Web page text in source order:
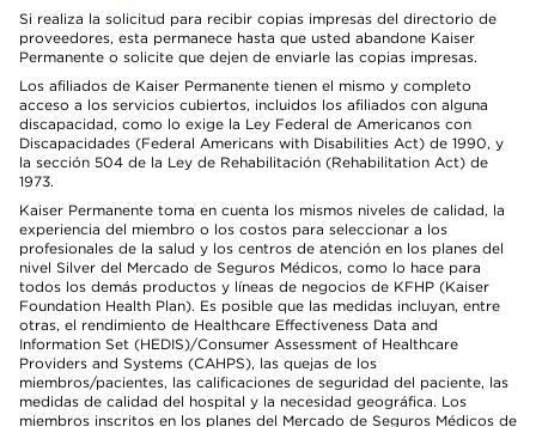
Si realiza la solicitud para recibir copias impresas del directorio de
proveedores, esta permanece hasta que usted abandone Kaiser
Permanente o solicite que dejen de enviarle las copias impresas.
Los afiliados de Kaiser Permanente tienen el mismo y completo
acceso a los servicios cubiertos, incluidos los afiliados con alguna
discapacidad, como lo exige la Ley Federal de Americanos con
Discapacidades (Federal Americans with Disabilities Act) de 1990, y
la sección 504 de la Ley de Rehabilitación (Rehabilitation Act) de
1973.
Kaiser Permanente toma en cuenta los mismos niveles de calidad, la
experiencia del miembro o los costos para seleccionar a los
profesionales de la salud y los centros de atención en los planes del
nivel Silver del Mercado de Seguros Médicos, como lo hace para
todos los demás productos y líneas de negocios de KFHP (Kaiser
Foundation Health Plan). Es posible que las medidas incluyan, entre
otras, el rendimiento de Healthcare Effectiveness Data and
Information Set (HEDIS)/Consumer Assessment of Healthcare
Providers and Systems (CAHPS), las quejas de los
miembros/pacientes, las calificaciones de seguridad del paciente, las
medidas de calidad del hospital y la necesidad geográfica. Los
miembros inscritos en los planes del Mercado de Seguros Médicos de